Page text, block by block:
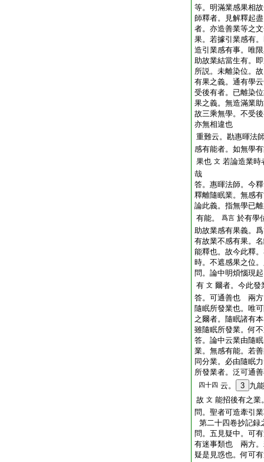
等。明滿業感果相
師釋者。見解釋起
者。亦造善業等之
果。若據引業感有
造引業感有事。唯
助故業結當生有。
所説。未離染位。故
有果之義。通有學
受後有者。已離染
果之義。無造滿業
故三乘無學。不受
亦無相違也
重難云。勘惠暉法
感有能者。如無學
果也 文 若論造業時
哉
答。惠暉法師。今
釋離隨眠業。無感
論此義。指無學已
有能。
爲言 於有學
助故業感有果義。
有故業不感有果。
能釋也。故今此釋
時。不遮感果之位
問。論中明煩惱現
有 文 爾者。今此發
答。可通善也 兩方
隨眠所發業也。唯
之爾者。隨眠諸有
雖隨眠所發業。何
答。論中云業由隨
業。無感有能。若
同分業。必由隨眠
所發業者。泛可通
四十四 云。 3 九
故 文 能招後有之業
問。聖者可造牽引
第二十四卷抄記録
問。五見疑中。可
有迷事類也 兩方。
疑是見惑也。何可